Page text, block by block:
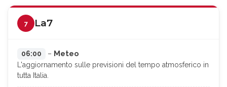
7 La7
06:00 – Meteo
L'aggiornamento sulle previsioni del tempo atmosferico in
tutta Italia.